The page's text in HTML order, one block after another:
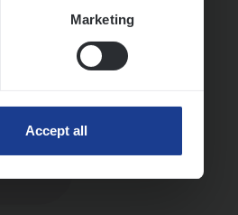
Marketing
Accept all